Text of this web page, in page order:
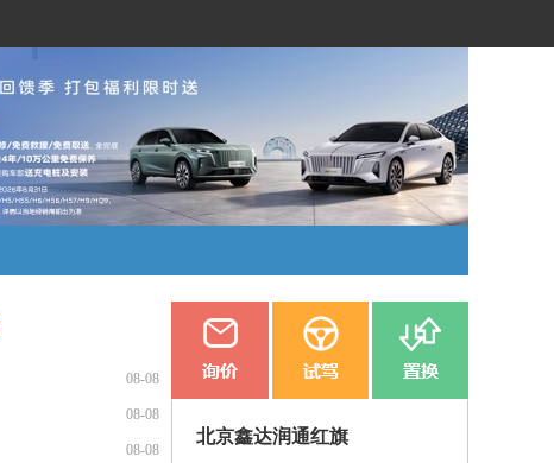
08-08
08-08
08-08
北京鑫达润通红旗